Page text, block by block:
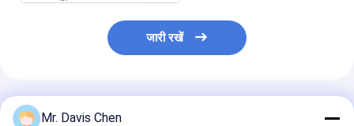
जारी रखें
अनुशंसित उत्पाद
Mr. Davis Chen